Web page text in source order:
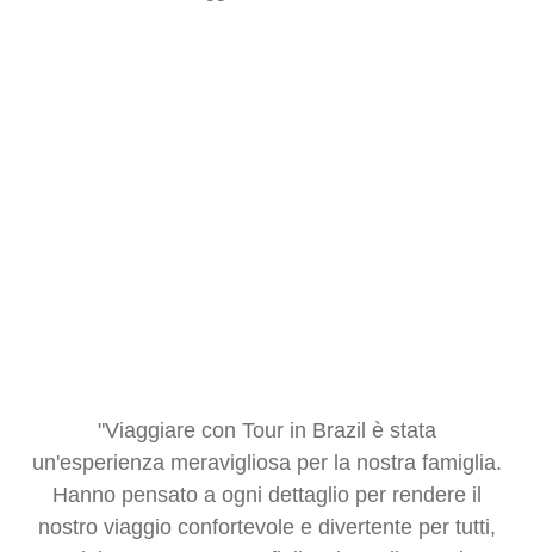
"Viaggiare con Tour in Brazil è stata
un'esperienza meravigliosa per la nostra famiglia.
Hanno pensato a ogni dettaglio per rendere il
nostro viaggio confortevole e divertente per tutti,